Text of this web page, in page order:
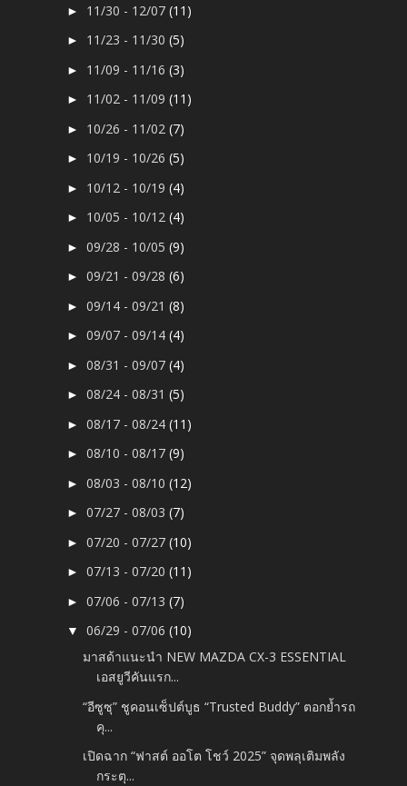
► 11/30 - 12/07(11)
► 11/23 - 11/30(5)
► 11/09 - 11/16(3)
► 11/02 - 11/09(11)
► 10/26 - 11/02(7)
► 10/19 - 10/26(5)
► 10/12 - 10/19(4)
► 10/05 - 10/12(4)
►09/28 - 10/05(9)
►09/21 - 09/28(6)
►09/14 - 09/21(8)
►09/07 - 09/14(4)
►08/31 - 09/07(4)
►08/24 - 08/31(5)
►08/17 - 08/24(11)
►08/10 - 08/17(9)
►08/03 - 08/10(12)
►07/27 - 08/03(7)
►07/20 - 07/27(10)
►07/13 - 07/20(11)
►07/06 - 07/13(7)
▼06/29 - 07/06(10)
มาสด้าแนะนำ NEW MAZDA CX-3 ESSENTIAL
เอสยูวีคันแรก...
“อีซูซุ” ชูคอนเซ็ปต์บูธ “Trusted Buddy” ตอกย้ำรถ
คุ...
เปิดฉาก “ฟาสต์ ออโต โชว์ 2025” จุดพลุเติมพลัง
กระตุ...